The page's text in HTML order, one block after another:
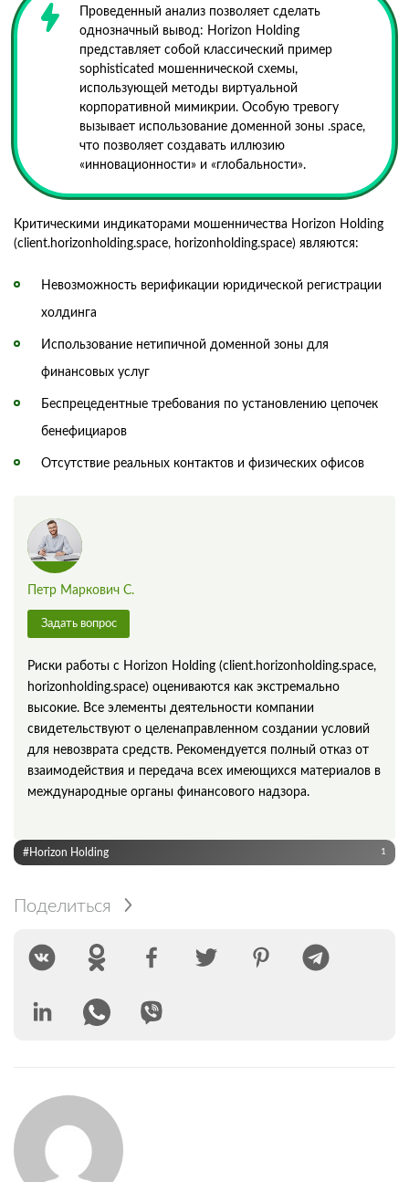
Проведенный анализ позволяет сделать
однозначный вывод: Horizon Holding
представляет собой классический пример
sophisticated мошеннической схемы,
использующей методы виртуальной
корпоративной мимикрии. Особую тревогу
вызывает использование доменной зоны .space,
что позволяет создавать иллюзию
«инновационности» и «глобальности».
Критическими индикаторами мошенничества Horizon Holding
(client.horizonholding.space, horizonholding.space) являются:
Невозможность верификации юридической регистрации
холдинга
Использование нетипичной доменной зоны для
финансовых услуг
Беспрецедентные требования по установлению цепочек
бенефициаров
Отсутствие реальных контактов и физических офисов
Петр Маркович С.
Задать вопрос
Риски работы с Horizon Holding (client.horizonholding.space,
horizonholding.space) оцениваются как экстремально
высокие. Все элементы деятельности компании
свидетельствуют о целенаправленном создании условий
для невозврата средств. Рекомендуется полный отказ от
взаимодействия и передача всех имеющихся материалов в
международные органы финансового надзора.
#Horizon Holding 1
Поделиться